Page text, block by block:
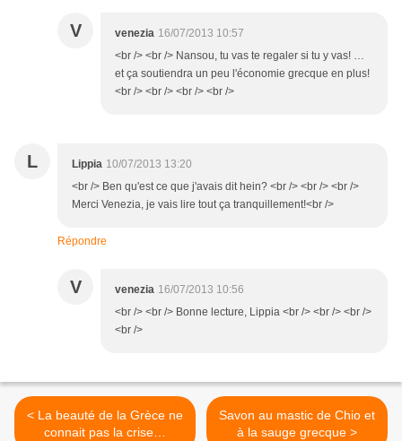
V venezia 16/07/2013 10:57
<br /> <br /> Nansou, tu vas te regaler si tu y vas! …
et ça soutiendra un peu l'économie grecque en plus!
<br /> <br /> <br /> <br />
L Lippia 10/07/2013 13:20
<br /> Ben qu'est ce que j'avais dit hein? <br /> <br /> <br />
Merci Venezia, je vais lire tout ça tranquillement!<br />
Répondre
V venezia 16/07/2013 10:56
<br /> <br /> Bonne lecture, Lippia <br /> <br /> <br />
<br />
< La beauté de la Grèce ne
connait pas la crise…
Savon au mastic de Chio et
à la sauge grecque >